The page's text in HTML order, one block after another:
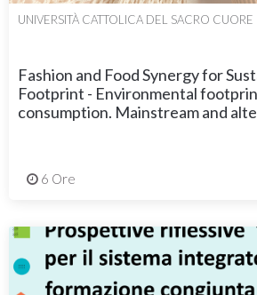
UNIVERSITÀ CATTOLICA DEL SACRO CUORE
Fashion and Food Synergy for
Footprint - Environmental
consumption. Mainstream and
6 Ore